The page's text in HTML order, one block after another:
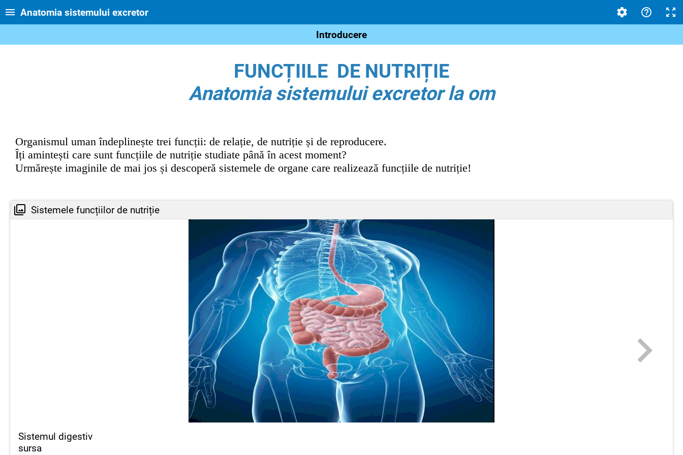
Anatomia sistemului excretor
Introducere
FUNCȚIILE DE NUTRIȚIE
Anatomia sistemului excretor la om
Organismul uman îndeplinește trei funcții: de relație, de nutriție și de reproducere.
Îți amintești care sunt funcțiile de nutriție studiate până în acest moment?
Urmărește imaginile de mai jos și descoperă sistemele de organe care realizează funcțiile de nutriție!
Sistemele funcțiilor de nutriție
Sistemul digestiv
sursa